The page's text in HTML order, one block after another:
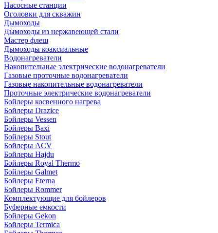
Насосные станции
Оголовки для скважин
Дымоходы
Дымоходы из нержавеющей стали
Мастер флеш
Дымоходы коаксиальные
Водонагреватели
Накопительные электрические водонагреватели
Газовые проточные водонагреватели
Газовые накопительные водонагреватели
Проточные электрические водонагреватели
Бойлеры косвенного нагрева
Бойлеры Drazice
Бойлеры Vessen
Бойлеры Baxi
Бойлеры Stout
Бойлеры ACV
Бойлеры Hajdu
Бойлеры Royal Thermo
Бойлеры Galmet
Бойлеры Eterna
Бойлеры Rommer
Комплектующие для бойлеров
Буферные емкости
Бойлеры Gekon
Бойлеры Termica